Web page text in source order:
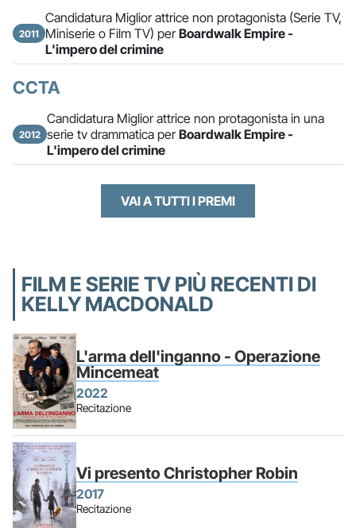
2011
Candidatura Miglior attrice non protagonista (Serie TV,
Miniserie o Film TV) perBoardwalk Empire -
L'impero del crimine
CCTA
2012
Candidatura Miglior attrice non protagonista in una
serie tv drammatica perBoardwalk Empire -
L'impero del crimine
VAI A TUTTI I PREMI
FILM E SERIE TV PIÙ RECENTI DI
KELLY MACDONALD
L'arma dell'inganno - Operazione
Mincemeat
2022
Recitazione
Vi presento Christopher Robin
2017
Recitazione